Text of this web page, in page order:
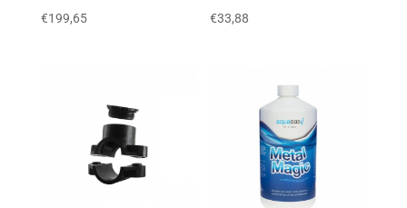
€199,65 €33,88